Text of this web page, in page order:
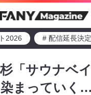
2026 # 配信延長決
「サウナベ
まっていく…